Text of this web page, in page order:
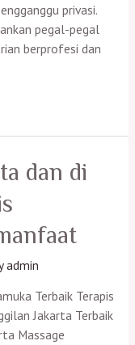
privasi.
pegal-pegal
berprofesi dan
dan di
admin
Terbaik Terapis
Jakarta Terbaik
Massage